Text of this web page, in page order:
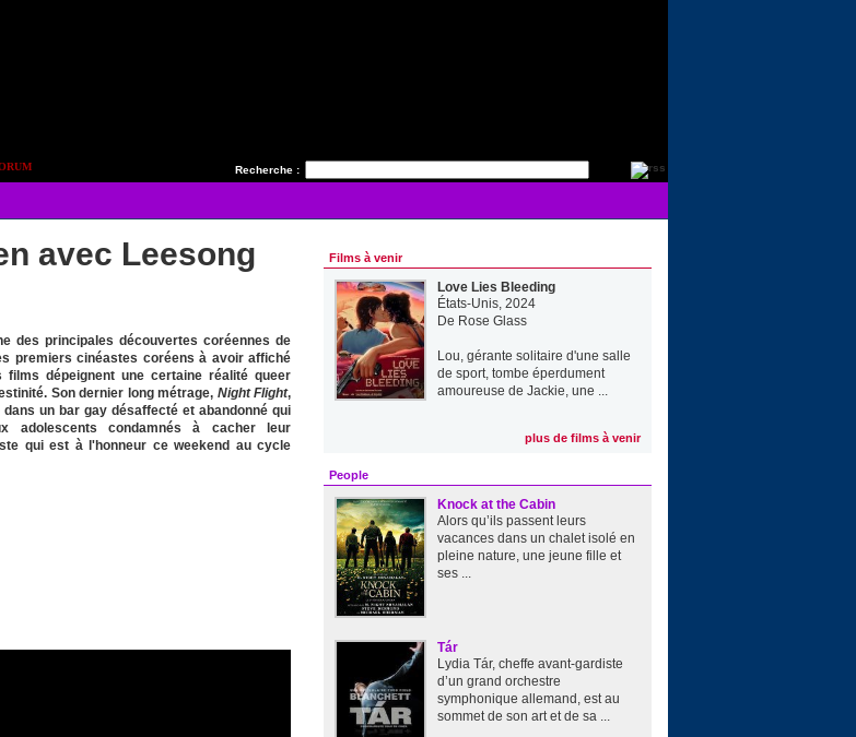
Recherche :
avec Leesong
des principales découvertes coréennes de
premiers cinéastes coréens à avoir affiché
films dépeignent une certaine réalité queer
Son dernier long métrage, Night Flight,
un bar gay désaffecté et abandonné qui
condamnés à cacher leur
qui est à l'honneur ce weekend au cycle
Films à venir
Love Lies Bleeding
États-Unis, 2024
De Rose Glass
Lou, gérante solitaire d'une salle
de sport, tombe éperdument
amoureuse de Jackie, une ...
plus de films à venir
People
Knock at the Cabin
Alors qu’ils passent leurs
vacances dans un chalet isolé en
pleine nature, une jeune fille et
ses ...
Tár
Lydia Tár, cheffe avant-gardiste
d’un grand orchestre
symphonique allemand, est au
sommet de son art et de sa ...